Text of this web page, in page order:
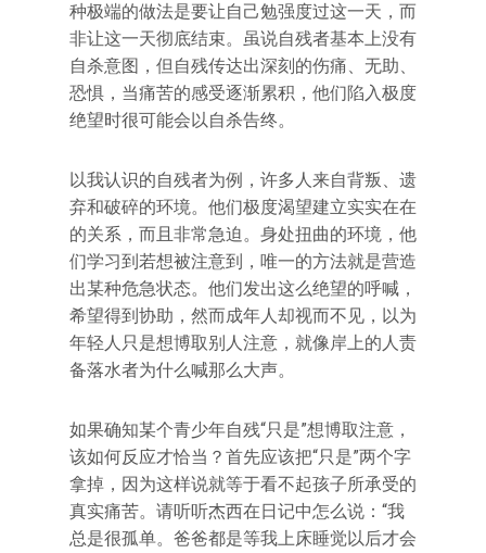
种极端的做法是要让自己勉强度过这一天，而
非让这一天彻底结束。虽说自残者基本上没有
自杀意图，但自残传达出深刻的伤痛、无助、
恐惧，当痛苦的感受逐渐累积，他们陷入极度
绝望时很可能会以自杀告终。
以我认识的自残者为例，许多人来自背叛、遗
弃和破碎的环境。他们极度渴望建立实实在在
的关系，而且非常急迫。身处扭曲的环境，他
们学习到若想被注意到，唯一的方法就是营造
出某种危急状态。他们发出这么绝望的呼喊，
希望得到协助，然而成年人却视而不见，以为
年轻人只是想博取别人注意，就像岸上的人责
备落水者为什么喊那么大声。
如果确知某个青少年自残“只是”想博取注意，
该如何反应才恰当？首先应该把“只是”两个字
拿掉，因为这样说就等于看不起孩子所承受的
真实痛苦。请听听杰西在日记中怎么说：“我
总是很孤单。爸爸都是等我上床睡觉以后才会